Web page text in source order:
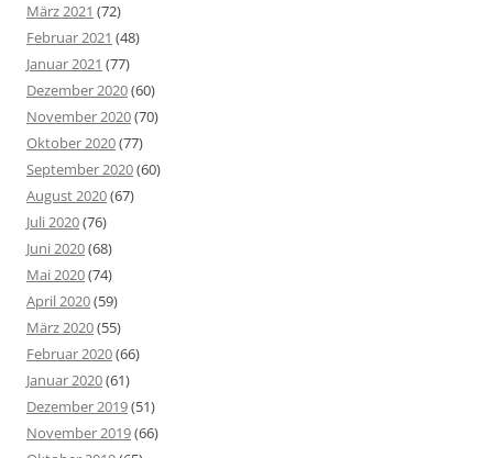
März 2021 (72)
Februar 2021 (48)
Januar 2021 (77)
Dezember 2020(60)
November 2020(70)
Oktober 2020(77)
September 2020(60)
August 2020(67)
Juli 2020(76)
Juni 2020(68)
Mai 2020(74)
April 2020(59)
März 2020(55)
Februar 2020(66)
Januar 2020(61)
Dezember 2019(51)
November 2019(66)